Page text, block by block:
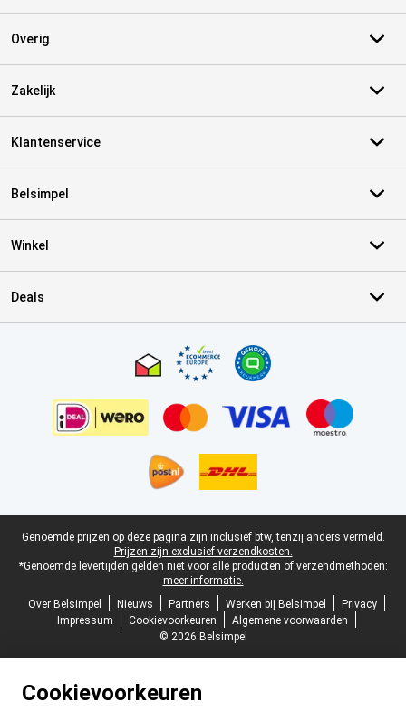
Overig
Zakelijk
Klantenservice
Belsimpel
Winkel
Deals
Juridische voettekst
Genoemde prijzen op deze pagina zijn inclusief btw, tenzij anders vermeld.
Prijzen zijn exclusief verzendkosten.
*Genoemde levertijden gelden niet voor alle producten of verzendmethoden:
meer informatie.
Over Belsimpel
Nieuws Partners Werken bij Belsimpel
Privacy
Impressum
Cookievoorkeuren
Algemene voorwaarden
© 2026 Belsimpel
Cookievoorkeuren